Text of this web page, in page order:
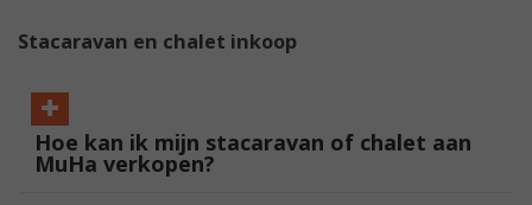
Stacaravan en chalet inkoop
Hoe kan ik mijn stacaravan of chalet aan
MuHa verkopen?